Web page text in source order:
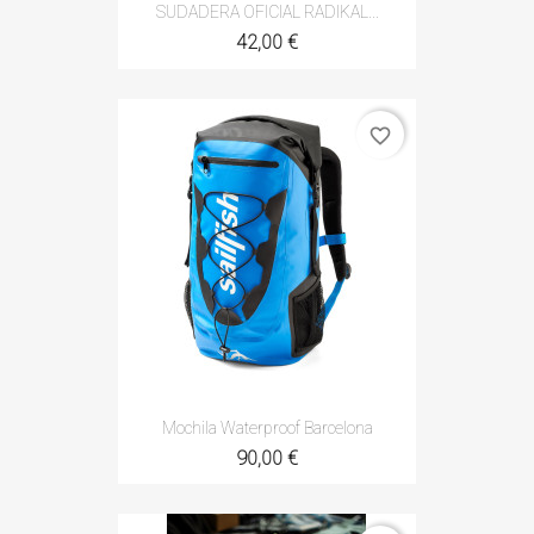
SUDADERA OFICIAL RADIKAL...
42,00 €
Mochila Waterproof Barcelona
90,00 €
favorite_border